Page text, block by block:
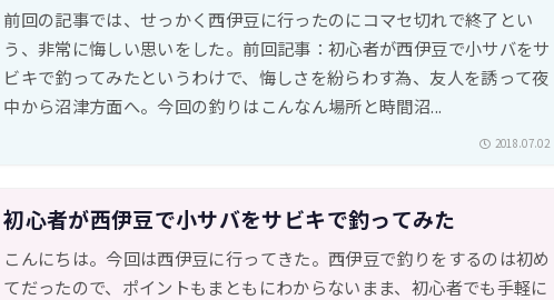
前回の記事では、せっかく西伊豆に行ったのにコマセ切れで終了とい
う、非常に悔しい思いをした。前回記事：初心者が西伊豆で小サバをサ
ビキで釣ってみたというわけで、悔しさを紛らわす為、友人を誘って夜
中から沼津方面へ。今回の釣りはこんなん場所と時間沼...
2018.07.02
初心者が西伊豆で小サバをサビキで釣ってみた
こんにちは。今回は西伊豆に行ってきた。西伊豆で釣りをするのは初め
てだったので、ポイントもまともにわからないまま、初心者でも手軽に